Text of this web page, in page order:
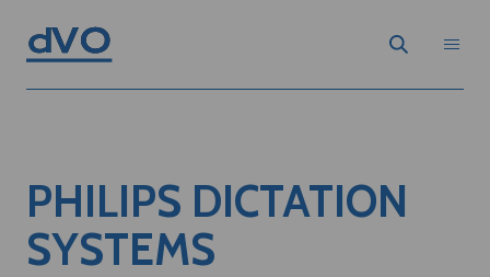
PHILIPS DICTATION
SYSTEMS